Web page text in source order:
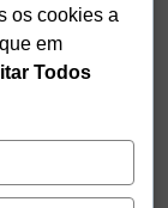
os cookies a
em
Todos